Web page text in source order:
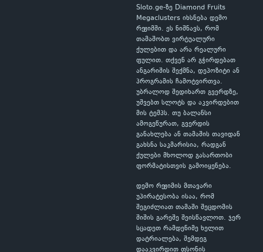
Sloto.ge-ზე Diamond Fruits
Megaclusters იხსნება დემო
რეჟიმში. ეს ნიშნავს, რომ
თამაშობთ ვირტუალური
ქულებით და არა რეალური
ფულით. თქვენ არ გჭირდებათ
ანგარიშის შექმნა, დეპოზიტი ან
პროგრამის ჩამოტვირთვა.
უბრალოდ შედიხართ გვერდზე,
უშვებთ სლოტს და აკვირდებით
მის ტემპს. თუ ბალანსი
ამოგეწურათ, გვერდის
განახლება ან თამაშის თავიდან
გახსნა საკმარისია, რადგან
ქულები მხოლოდ გასართობი
ფორმატისთვის გამოიყენება.
დემო რეჟიმის მთავარი
უპირატესობა ისაა, რომ
შეგიძლიათ თამაში შეცდომის
შიშის გარეშე შეისწავლოთ. ჯერ
სცადეთ რამდენიმე ხელით
დატრიალება, შემდეგ
დააკვირდით ფსონის